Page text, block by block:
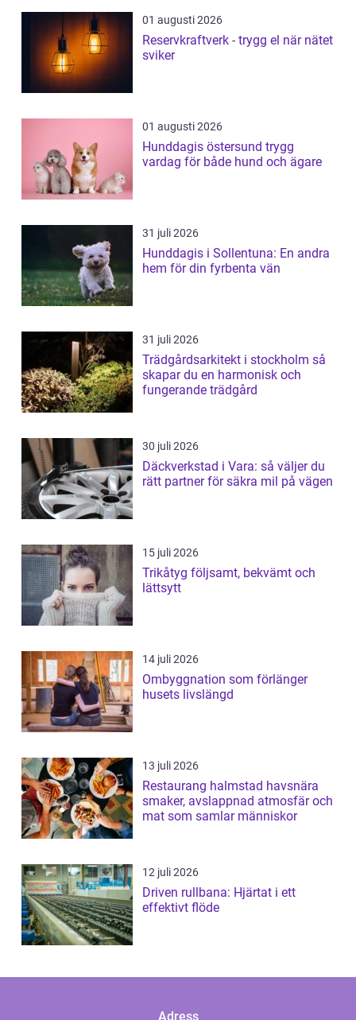
01 augusti 2026
Reservkraftverk - trygg el när nätet
sviker
01 augusti 2026
Hunddagis östersund trygg
vardag för både hund och ägare
31 juli 2026
Hunddagis i Sollentuna: En andra
hem för din fyrbenta vän
31 juli 2026
Trädgårdsarkitekt i stockholm så
skapar du en harmonisk och
fungerande trädgård
30 juli 2026
Däckverkstad i Vara: så väljer du
rätt partner för säkra mil på vägen
15 juli 2026
Trikåtyg följsamt, bekvämt och
lättsytt
14 juli 2026
Ombyggnation som förlänger
husets livslängd
13 juli 2026
Restaurang halmstad havsnära
smaker, avslappnad atmosfär och
mat som samlar människor
12 juli 2026
Driven rullbana: Hjärtat i ett
effektivt flöde
Adress